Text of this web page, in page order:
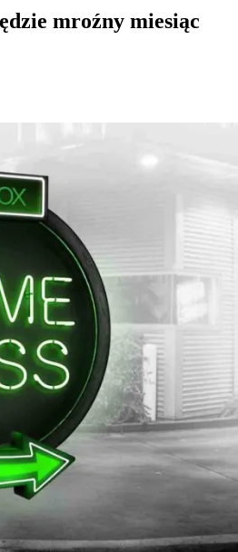
mroźny miesiąc